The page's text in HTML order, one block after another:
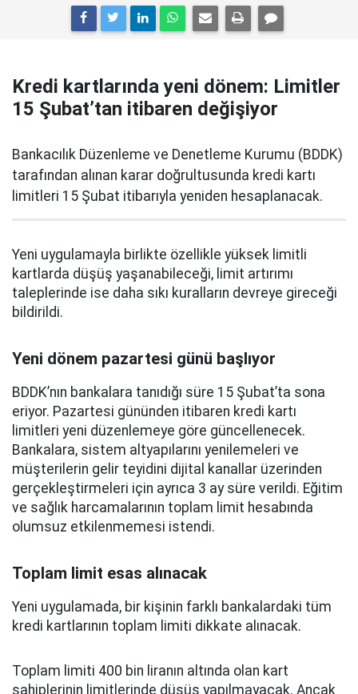
Kredi kartlarında yeni dönem: Limitler
15 Şubat’tan itibaren değişiyor
Bankacılık Düzenleme ve Denetleme Kurumu (BDDK)
tarafından alınan karar doğrultusunda kredi kartı
limitleri 15 Şubat itibarıyla yeniden hesaplanacak.
Yeni uygulamayla birlikte özellikle yüksek limitli
kartlarda düşüş yaşanabileceği, limit artırımı
taleplerinde ise daha sıkı kuralların devreye gireceği
bildirildi.
Yeni dönem pazartesi günü başlıyor
BDDK’nın bankalara tanıdığı süre 15 Şubat’ta sona
eriyor. Pazartesi gününden itibaren kredi kartı
limitleri yeni düzenlemeye göre güncellenecek.
Bankalara, sistem altyapılarını yenilemeleri ve
müşterilerin gelir teyidini dijital kanallar üzerinden
gerçekleştirmeleri için ayrıca 3 ay süre verildi. Eğitim
ve sağlık harcamalarının toplam limit hesabında
olumsuz etkilenmemesi istendi.
Toplam limit esas alınacak
Yeni uygulamada, bir kişinin farklı bankalardaki tüm
kredi kartlarının toplam limiti dikkate alınacak.
Toplam limiti 400 bin liranın altında olan kart
sahiplerinin limitlerinde düşüş yapılmayacak. Ancak